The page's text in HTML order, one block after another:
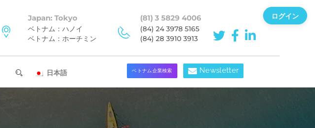
Japan: Tokyo
ベトナム：ハノイ
ベトナム：ホーチミン
(81) 3 5829 4006
(84) 24 3978 5165
(84) 28 3910 3913
日本語 ベトナム企業検索 Newsletter
ログイン